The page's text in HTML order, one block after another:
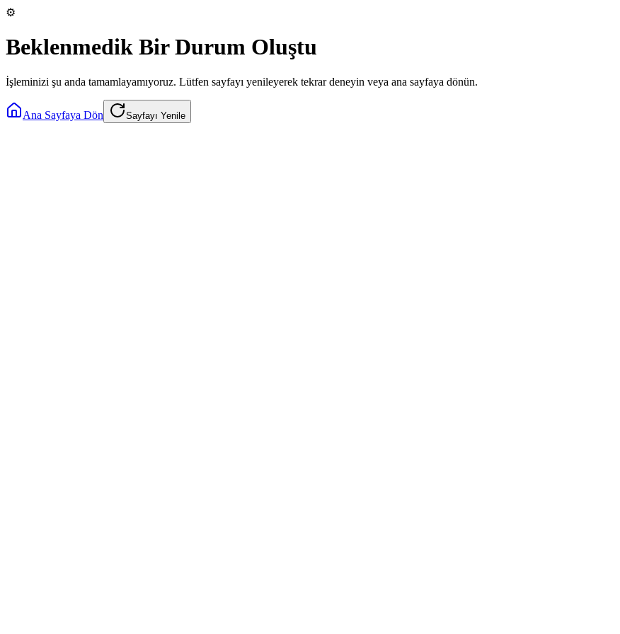
⚙️
Beklenmedik Bir Durum Oluştu
İşleminizi şu anda tamamlayamıyoruz. Lütfen sayfayı yenileyerek tekrar deneyin veya ana sayfaya dönün.
Ana Sayfaya Dön Sayfayı Yenile